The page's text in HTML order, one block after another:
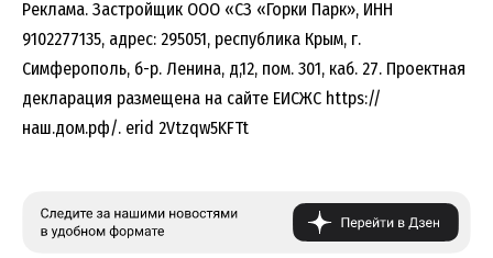
Реклама. Застройщик ООО «СЗ «Горки Парк», ИНН
9102277135, адрес: 295051, республика Крым, г.
Симферополь, б-р. Ленина, д,12, пом. 301, каб. 27. Проектная
декларация размещена на сайте ЕИСЖС https://
наш.дом.рф/. erid 2Vtzqw5KFTt